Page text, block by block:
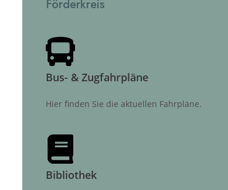
Förderkreis
Bus- & Zugfahrpläne
Hier finden Sie die aktuellen Fahrpläne.
Bibliothek